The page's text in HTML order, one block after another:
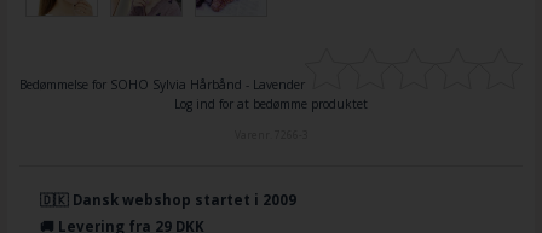
Bedømmelse for SOHO Sylvia Hårbånd - Lavender
Log ind for at bedømme produktet
🇩🇰 Dansk webshop startet i 2009
🚚 Levering fra 29 DKK